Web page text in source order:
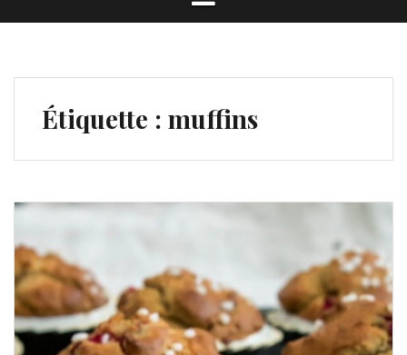
Étiquette : muffins